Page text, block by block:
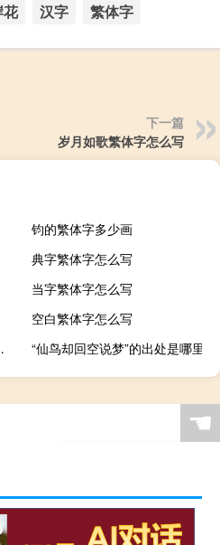
花 汉字 繁体字
下一篇
岁月如歌繁体字怎么写
钧的繁体字多少画
典字繁体字怎么写
当字繁体字怎么写
空白繁体字怎么写
军队观察站
“仙鸟却回空说梦”的出处是哪里
☚